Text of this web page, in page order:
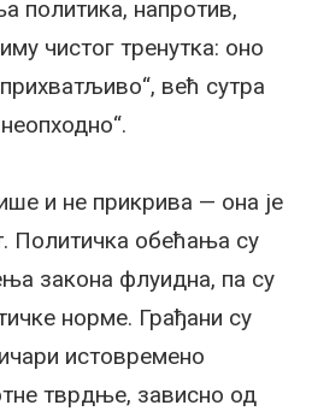
политика, напротив,
чистог тренутка: оно
већ сутра
и не прикрива — она је
Политичка обећања су
закона флуидна, па су
норме. Грађани су
истовремено
тврдње, зависно од